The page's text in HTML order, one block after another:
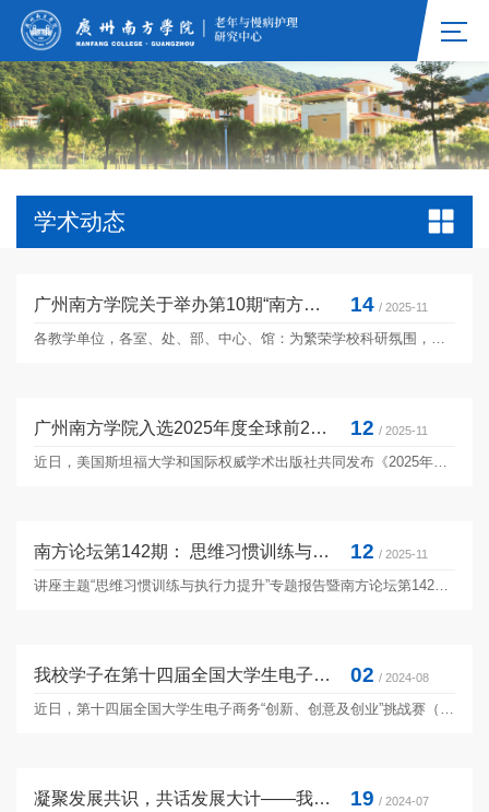
学术动态
广州南方学院关于举办第10期“南方博士沙龙”的通知 14 / 2025-11
广州南方学院入选2025年度全球前2%顶尖科学家榜单！人数创新高 12 / 2025-11
南方论坛第142期： 思维习惯训练与执行力提升 12 / 2025-11
我校学子在第十四届全国大学生电子商务“创新、创意及创业”挑战赛广东赛区选拔赛中斩获佳绩 02 / 2024-08
凝聚发展共识，共话发展大计——我校召开中层干部茶话会 19 / 2024-07